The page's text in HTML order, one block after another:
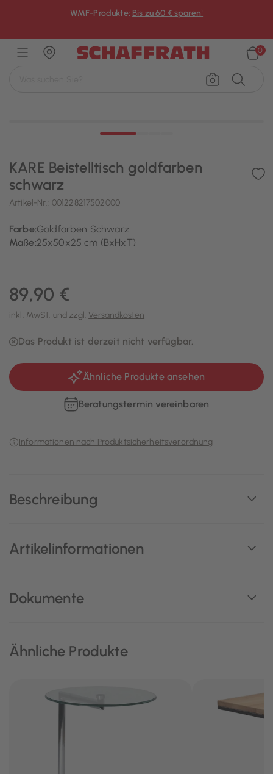
WMF-Produkte: Bis zu 60 € sparen¹
0
Beschreibung
Artikelinformationen
Dokumente
KARE Beistelltisch goldfarben
schwarz
Artikel-Nr.: 001228217502000
Farbe:Goldfarben Schwarz
Maße:25x50x25 cm (BxHxT)
89,90 €
inkl. MwSt. und zzgl. Versandkosten
Das Produkt ist derzeit nicht verfügbar.
Ähnliche Produkte ansehen
Beratungstermin vereinbaren
Informationen nach Produktsicherheitsverordnung